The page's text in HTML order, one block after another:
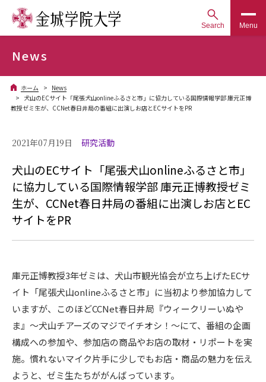
Search Menu
News
ホーム
News
犬山のECサイト「尾張犬山onlineふるさと市」に協力している国際情報学部 庫元正博
教授ゼミ生が、CCNet春日井局の番組に出演しお店とECサイトをPR
2021年07月19日 研究活動
犬山のECサイト「尾張犬山onlineふるさと市」
に協力している国際情報学部 庫元正博教授ゼミ
生が、CCNet春日井局の番組に出演しお店とEC
サイトをPR
庫元正博教授3年ゼミは、犬山市観光協会が立ち上げたECサ
イト「尾張犬山onlineふるさと市」に当初より参加協力して
いますが、このほどCCNet春日井局『ウィークリーいぬや
ま』～犬山チアーズのマジでイチオシ！～にて、番組の企画
構成への参加や、参加店の商品やお店の取材・リポートを実
施。慣れないマイク片手に少しでもお店・商品の魅力を伝え
ようと、ゼミ生たちががんばっています。